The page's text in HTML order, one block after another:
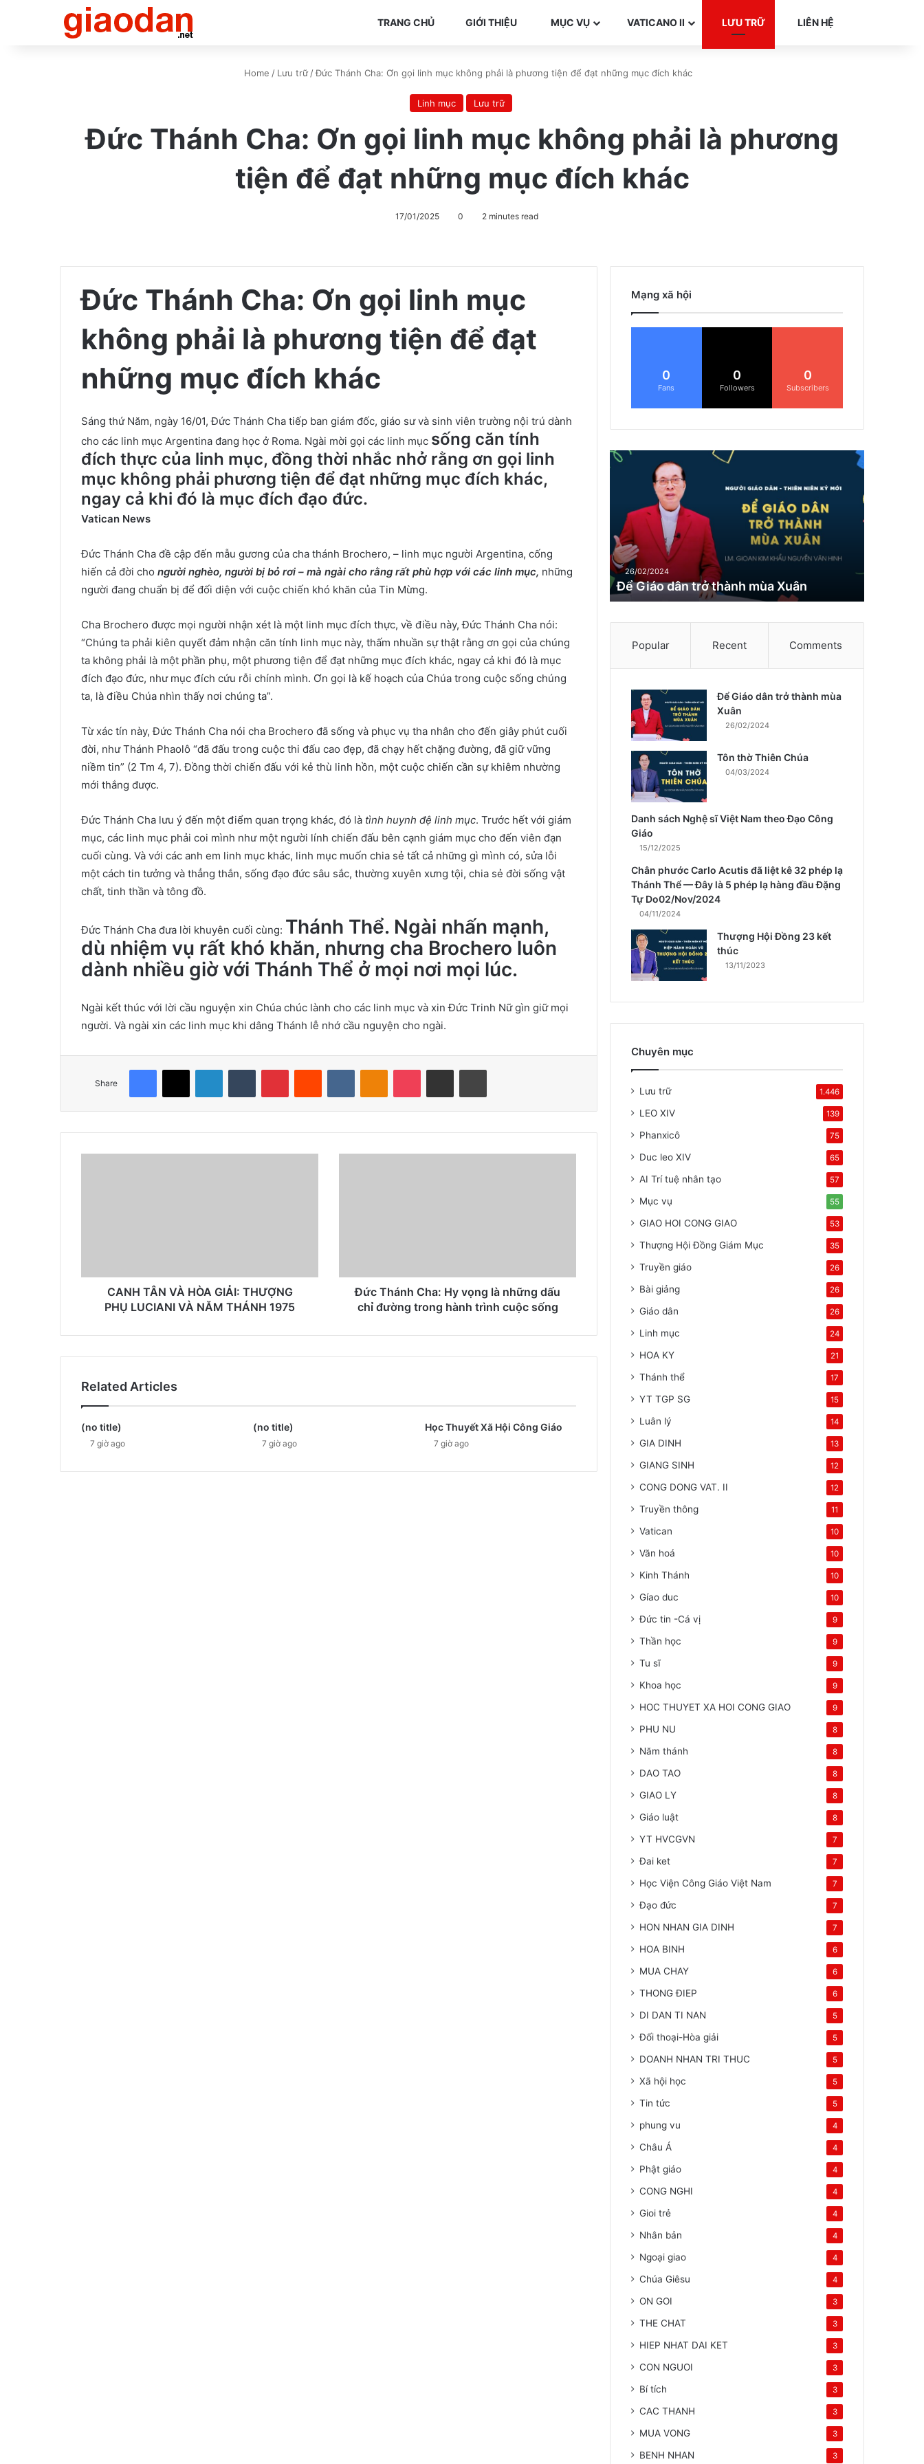
TRANG CHỦ GIỚI THIỆU MỤC VỤ VATICANO II LƯU TRỮ LIÊN HỆ
Home / Lưu trữ /Đức Thánh Cha: Ơn gọi linh mục không phải là phương tiện để đạt những mục đích khác
Linh mục Lưu trữ
Đức Thánh Cha: Ơn gọi linh mục không phải là phương
tiện để đạt những mục đích khác
17/01/2025 0 2 minutes read
Đức Thánh Cha: Ơn gọi linh mục
không phải là phương tiện để đạt
những mục đích khác
Sáng thứ Năm, ngày 16/01, Đức Thánh Cha tiếp ban giám đốc, giáo sư và sinh viên trường nội trú dành
cho các linh mục Argentina đang học ở Roma. Ngài mời gọi các linh mục sống căn tính
đích thực của linh mục, đồng thời nhắc nhở rằng ơn gọi linh
mục không phải phương tiện để đạt những mục đích khác,
ngay cả khi đó là mục đích đạo đức.
Vatican News
Đức Thánh Cha đề cập đến mẫu gương của cha thánh Brochero, – linh mục người Argentina, cống
hiến cả đời cho người nghèo, người bị bỏ rơi – mà ngài cho rằng rất phù hợp với các linh mục, những
người đang chuẩn bị để đối diện với cuộc chiến khó khăn của Tin Mừng.
Cha Brochero được mọi người nhận xét là một linh mục đích thực, về điều này, Đức Thánh Cha nói:
“Chúng ta phải kiên quyết đảm nhận căn tính linh mục này, thấm nhuần sự thật rằng ơn gọi của chúng
ta không phải là một phần phụ, một phương tiện để đạt những mục đích khác, ngay cả khi đó là mục
đích đạo đức, như mục đích cứu rỗi chính mình. Ơn gọi là kế hoạch của Chúa trong cuộc sống chúng
ta, là điều Chúa nhìn thấy nơi chúng ta”.
Từ xác tín này, Đức Thánh Cha nói cha Brochero đã sống và phục vụ tha nhân cho đến giây phút cuối
đời, như Thánh Phaolô “đã đấu trong cuộc thi đấu cao đẹp, đã chạy hết chặng đường, đã giữ vững
niềm tin” (2 Tm 4, 7). Đồng thời chiến đấu với kẻ thù linh hồn, một cuộc chiến cần sự khiêm nhường
mới thắng được.
Đức Thánh Cha lưu ý đến một điểm quan trọng khác, đó là tình huynh đệ linh mục. Trước hết với giám
mục, các linh mục phải coi mình như một người lính chiến đấu bên cạnh giám mục cho đến viên đạn
cuối cùng. Và với các anh em linh mục khác, linh mục muốn chia sẻ tất cả những gì mình có, sửa lỗi
một cách tin tưởng và thẳng thắn, sống đạo đức sâu sắc, thường xuyên xưng tội, chia sẻ đời sống vật
chất, tinh thần và tông đồ.
Đức Thánh Cha đưa lời khuyên cuối cùng: Thánh Thể. Ngài nhấn mạnh,
dù nhiệm vụ rất khó khăn, nhưng cha Brochero luôn
dành nhiều giờ với Thánh Thể ở mọi nơi mọi lúc.
Ngài kết thúc với lời cầu nguyện xin Chúa chúc lành cho các linh mục và xin Đức Trinh Nữ gìn giữ mọi
người. Và ngài xin các linh mục khi dâng Thánh lễ nhớ cầu nguyện cho ngài.
Share
CANH TÂN VÀ HÒA GIẢI: THƯỢNG
PHỤ LUCIANI VÀ NĂM THÁNH 1975
Đức Thánh Cha: Hy vọng là những dấu
chỉ đường trong hành trình cuộc sống
Related Articles
(no title)
7 giờ ago
(no title)
7 giờ ago
Học Thuyết Xã Hội Công Giáo
7 giờ ago
Mạng xã hội
0
Fans
0
Followers
0
Subscribers
Đ
ể
d
â
n
t
r
26/02/2024
Để Giáo dân trở thành mùa Xuân
Popular Recent Comments
Để Giáo dân trở thành mùa
Xuân
26/02/2024
Tôn thờ Thiên Chúa
04/03/2024
Danh sách Nghệ sĩ Việt Nam theo Đạo Công
Giáo
15/12/2025
Chân phước Carlo Acutis đã liệt kê 32 phép lạ
Thánh Thể — Đây là 5 phép lạ hàng đầu Đặng
Tự Do02/Nov/2024
04/11/2024
Thượng Hội Đồng 23 kết
thúc
13/11/2023
Chuyên mục
Lưu trữ 1.446
LEO XIV 139
Phanxicô 75
Duc leo XIV 65
AI Trí tuệ nhân tạo 57
Mục vụ 55
GIAO HOI CONG GIAO 53
Thượng Hội Đồng Giám Mục 35
Truyền giáo 26
Bài giảng 26
Giáo dân 26
Linh mục 24
HOA KY 21
Thánh thể 17
YT TGP SG 15
Luân lý 14
GIA DINH 13
GIANG SINH 12
CONG DONG VAT. II 12
Truyền thông 11
Vatican 10
Văn hoá 10
Kinh Thánh 10
Gíao duc 10
Đức tin -Cá vị 9
Thần học 9
Tu sĩ 9
Khoa học 9
HOC THUYET XA HOI CONG GIAO 9
PHU NU 8
Năm thánh 8
DAO TAO 8
GIAO LY 8
Giáo luật 8
YT HVCGVN 7
Đai ket 7
Học Viện Công Giáo Việt Nam 7
Đạo đức 7
HON NHAN GIA DINH 7
HOA BINH 6
MUA CHAY 6
THONG ĐIEP 6
DI DAN TI NAN 5
Đối thoại-Hòa giải 5
DOANH NHAN TRI THUC 5
Xã hội học 5
Tin tức 5
phung vu 4
Châu Á 4
Phật giáo 4
CONG NGHI 4
Gioi trẻ 4
Nhân bản 4
Ngoại giao 4
Chúa Giêsu 4
ON GOI 3
THE CHAT 3
HIEP NHAT DAI KET 3
CON NGUOI 3
Bí tích 3
CAC THANH 3
MUA VONG 3
BENH NHAN 3